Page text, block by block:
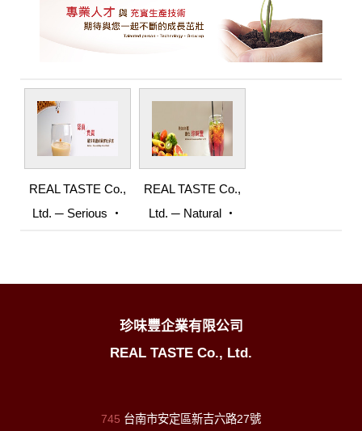
REAL TASTE Co.,
Ltd. ─ Serious ‧
REAL TASTE Co.,
Ltd. ─ Natural ‧
珍味豐企業有限公司
REAL TASTE Co., Ltd.
745 台南市安定區新吉六路27號